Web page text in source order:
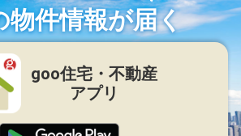
物件情報が届く
goo住宅・不動産
アプリ